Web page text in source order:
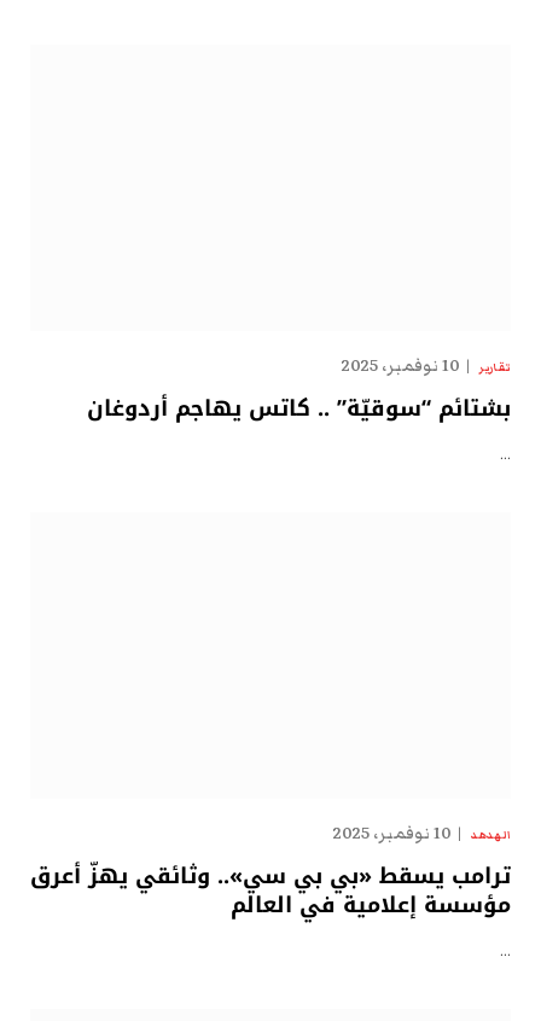
تقارير 10 نوفمبر، 2025
بشتائم “سوقيّة” .. كاتس يهاجم أردوغان
…
الهدهد 10 نوفمبر، 2025
ترامب يسقط «بي بي سي».. وثائقي يهزّ أعرق
مؤسسة إعلامية في العالم
…